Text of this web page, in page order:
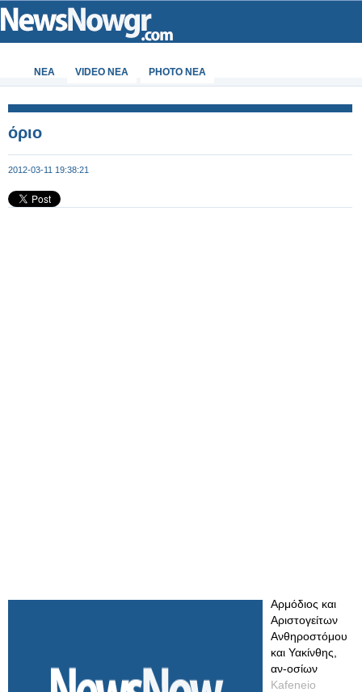
ΝΕΑ VIDEO NEA PHOTO NEA
όριο
2012-03-11 19:38:21
Αρμόδιος και
Αριστογείτων
Ανθηροστόμου
και Υακίνθης,
αν-οσίων
Kafeneio